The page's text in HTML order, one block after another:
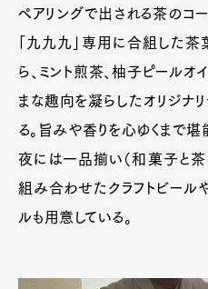
ペアリングで出される茶のコ
「九九九」専用に合組した
ら、ミント煎茶、柚子ピールオ
まな趣向を凝らしたオリジナ
る。旨みや香りを心ゆくまで
夜には一品揃い（和菓子と茶
組み合わせたクラフトビール
ルも用意している。